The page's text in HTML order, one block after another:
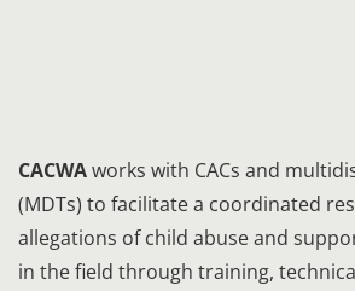
CACWAworks with CACs and
(MDTs) to facilitate a coordinated
allegations of child abuse and
in the field through training,